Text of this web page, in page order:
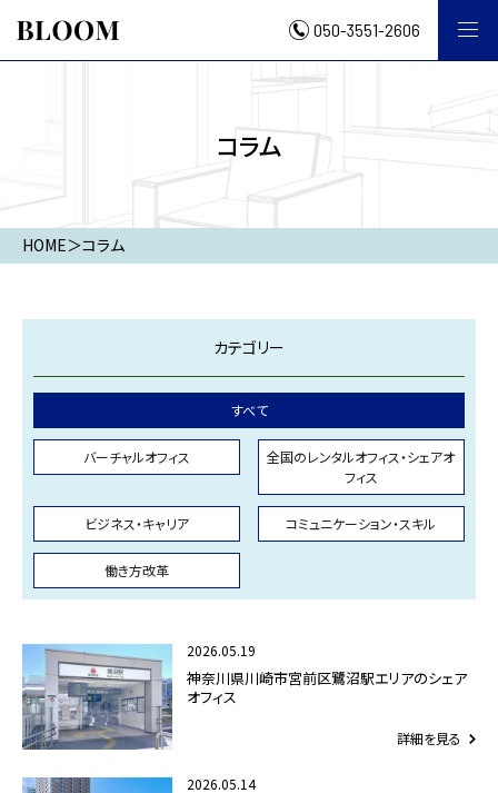
050-3551-2606
コラム
HOME＞コラム
カテゴリー
すべて
バーチャルオフィス
全国のレンタルオフィス・シェアオ
フィス
ビジネス・キャリア コミュニケーション・スキル
働き方改革
2026.05.19
神奈川県川崎市宮前区鷺沼駅エリアのシェア
オフィス
詳細を見る
2026.05.14